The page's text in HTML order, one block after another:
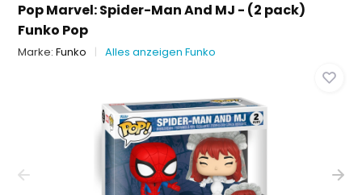
Pop Marvel: Spider-Man And MJ - (2 pack)
Funko Pop
Marke:Funko Alles anzeigen Funko